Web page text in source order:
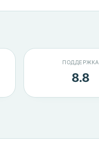
ПОДДЕРЖКА
8.8